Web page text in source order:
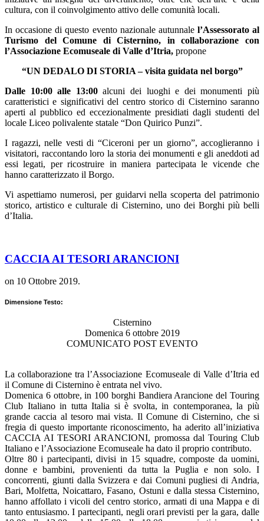
cultura, con il coinvolgimento attivo delle comunità locali.
In occasione di questo evento nazionale autunnalel’Assessorato al
Turismo del Comune di Cisternino, in collaborazione con
l’Associazione Ecomuseale di Valle d’Itria, propone
“UN DEDALO DI STORIA – visita guidata nel borgo”
Dalle 10:00 alle 13:00alcuni dei luoghi e dei monumenti più
caratteristici e significativi del centro storico di Cisternino saranno
aperti al pubblico ed eccezionalmente presidiati dagli studenti del
locale Liceo polivalente statale “Don Quirico Punzi”.
I ragazzi, nelle vesti di “Ciceroni per un giorno”, accoglieranno i
visitatori, raccontando loro la storia dei monumenti e gli aneddoti ad
essi legati, per ricostruire in maniera partecipata le vicende che
hanno caratterizzato il Borgo.
Vi aspettiamo numerosi, per guidarvi nella scoperta del patrimonio
storico, artistico e culturale di Cisternino, uno dei Borghi più belli
d’Italia.
CACCIA AI TESORI ARANCIONI
on 10 Ottobre 2019.
Dimensione Testo:
Cisternino
Domenica 6 ottobre 2019
COMUNICATO POST EVENTO
La collaborazione tra l’Associazione Ecomuseale di Valle d’Itria ed
il Comune di Cisternino è entrata nel vivo.
Domenica 6 ottobre, in 100 borghi Bandiera Arancione del Touring
Club Italiano in tutta Italia si è svolta, in contemporanea, la più
grande caccia al tesoro mai vista. Il Comune di Cisternino, che si
fregia di questo importante riconoscimento, ha aderito all’iniziativa
CACCIA AI TESORI ARANCIONI, promossa dal Touring Club
Italiano e l’Associazione Ecomuseale ha dato il proprio contributo.
Oltre 80 i partecipanti, divisi in 15 squadre, composte da uomini,
donne e bambini, provenienti da tutta la Puglia e non solo. I
concorrenti, giunti dalla Svizzera e dai Comuni pugliesi di Andria,
Bari, Molfetta, Noicattaro, Fasano, Ostuni e dalla stessa Cisternino,
hanno affollato i vicoli del centro storico, armati di una Mappa e di
tanto entusiasmo. I partecipanti, negli orari previsti per la gara, dalle